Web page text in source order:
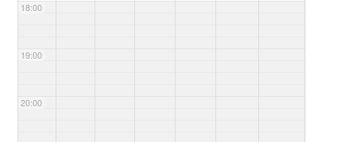
18:00
19:00
20:00